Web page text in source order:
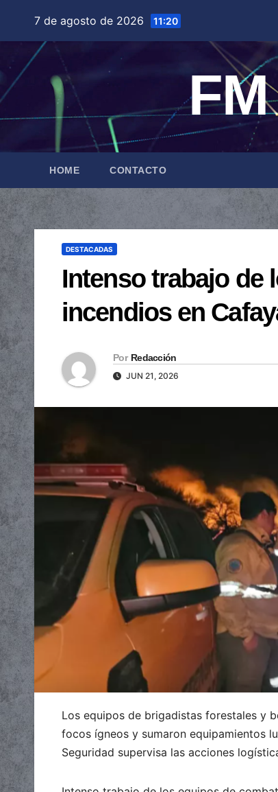
contenido
7 de agosto de 2026 11:20
HOME CONTACTO
DESTACADAS
Intenso trabajo de
incendios en
Por Redacción
JUN 21, 2026
Los equipos de brigadistas forestales y
focos ígneos y sumaron equipamientos
Seguridad supervisa las acciones